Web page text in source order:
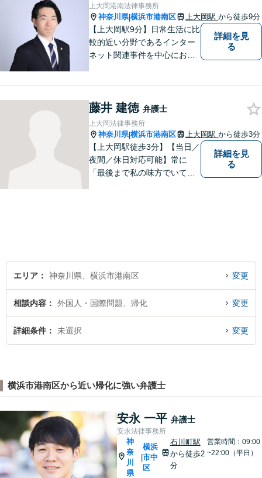
上大岡港南法律事務所
神奈川県|横浜市港南区 上大岡駅 から徒歩9分
【上大岡駅9分】日常生活に比
較的近い分野であるインター
ネット関連事件を中心にお取
ルにて掲載情報のURL等をお
送りください。見込み、費用
等をご案内させていただきま
す。
詳細を見
る
藤井 建徳 弁護士
上大岡法律事務所
神奈川県|横浜市港南区 上大岡駅 から徒歩3分
【上大岡駅徒歩3分】【当日／
夜間／休日対応可能】常に
「最後まで私の味方でいてく
詳細を見
る
エリア 神奈川県、横浜市港南区 変更
相談内容 外国人・国際問題、帰化 変更
詳細条件 未選択 変更
横浜市港南区から近い帰化に強い弁護士
安永 一平 弁護士
安永法律事務所
神
奈
川
県
横浜
市中
区
石川町駅
から徒歩2
分
営業時間：09:00
~22:00（平日）